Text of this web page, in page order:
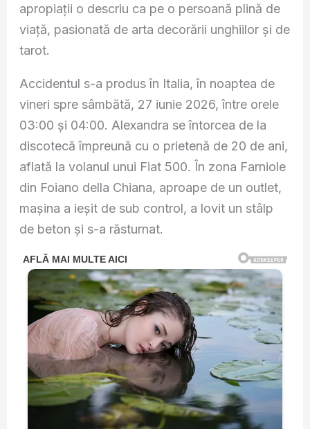
apropiații o descriu ca pe o persoană plină de
viață, pasionată de arta decorării unghiilor și de
tarot.
Accidentul s-a produs în Italia, în noaptea de
vineri spre sâmbătă, 27 iunie 2026, între orele
03:00 și 04:00. Alexandra se întorcea de la
discotecă împreună cu o prietenă de 20 de ani,
aflată la volanul unui Fiat 500. În zona Farniole
din Foiano della Chiana, aproape de un outlet,
mașina a ieșit de sub control, a lovit un stâlp
de beton și s-a răsturnat.